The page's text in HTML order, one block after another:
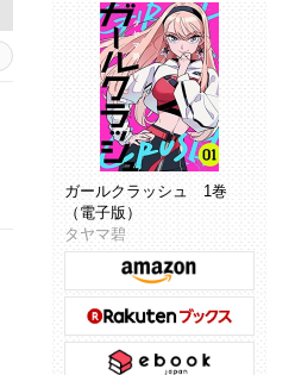
ガールクラッシュ 1巻
（電子版）
タヤマ碧